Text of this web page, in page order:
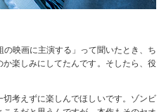
映画に主演する」って聞いたとき、ち
楽しみにしてたんです。そしたら、役
考えずに楽しんでほしいです。ゾンビ